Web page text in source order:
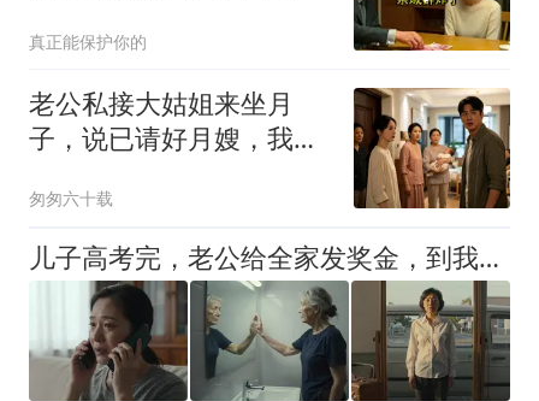
真正能保护你的
老公私接大姑姐来坐月
子，说已请好月嫂，我没
公：公司派我出差十个
月，你好好照顾姐
匆匆六十载
儿子高考完，老公给全家发奖金，到我这儿他笑着说：你没贡献，特设关爱奖1块钱！我扭头就出去找了个工作